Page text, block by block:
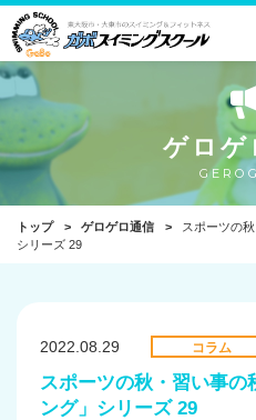
ゲロゲ
トップ ゲロゲロ通信
スポーツの
シリーズ 29
2022.08.29 コラム
スポーツの秋・習い事の
ング」シリーズ 29